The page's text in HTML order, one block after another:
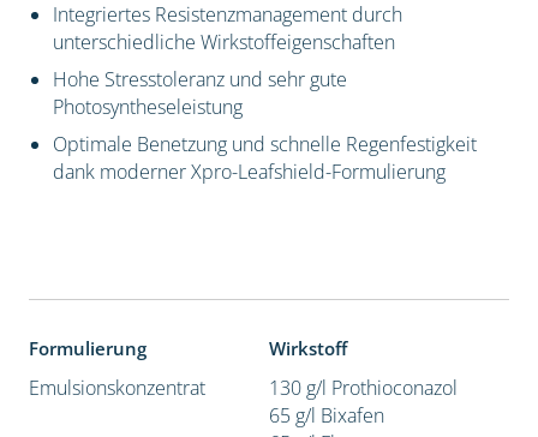
Integriertes Resistenzmanagement durch
unterschiedliche Wirkstoffeigenschaften
Hohe Stresstoleranz und sehr gute
Photosyntheseleistung
Optimale Benetzung und schnelle Regenfestigkeit
dank moderner Xpro-Leafshield-Formulierung
Formulierung
Emulsionskonzentrat
Wirkstoff
130 g/l Prothioconazol
65 g/l Bixafen